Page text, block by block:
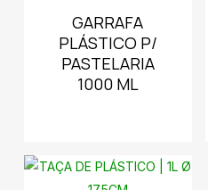
GARRAFA
PLÁSTICO P/
PASTELARIA
1000 ML